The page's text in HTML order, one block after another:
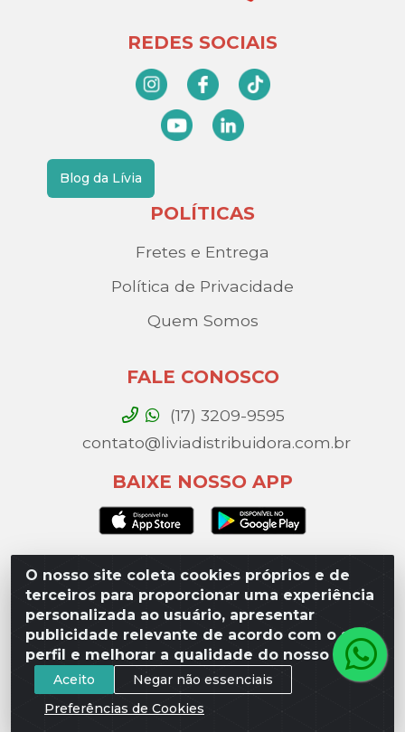
O nosso site coleta cookies próprios e de
terceiros para proporcionar uma experiência
personalizada ao usuário, apresentar
publicidade relevante de acordo com o seu
perfil e melhorar a qualidade do nosso site.
Aceito
Negar não essenciais
Preferências de Cookies
REDES SOCIAIS
Blog da Lívia
POLÍTICAS
Fretes e Entrega
Política de Privacidade
Quem Somos
FALE CONOSCO
(17) 3209-9595
contato@liviadistribuidora.com.br
BAIXE NOSSO APP
Lívia Distribuidora - Av. Percy Gandini, 329 – Vila
Toninho, São José do Rio Preto / SP - CEP 15077-
000 - CNPJ 49.975.923/0003-10